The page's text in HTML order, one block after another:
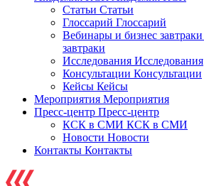
Статьи Статьи
Глоссарий Глоссарий
Вебинары и бизнес завтраки
завтраки
Исследования Исследования
Консультации Консультации
Кейсы Кейсы
Мероприятия Мероприятия
Пресс-центр Пресс-центр
КСК в СМИ КСК в СМИ
Новости Новости
Контакты Контакты